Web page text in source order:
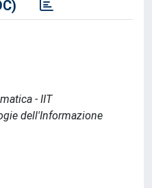
- IIT
dell'Informazione